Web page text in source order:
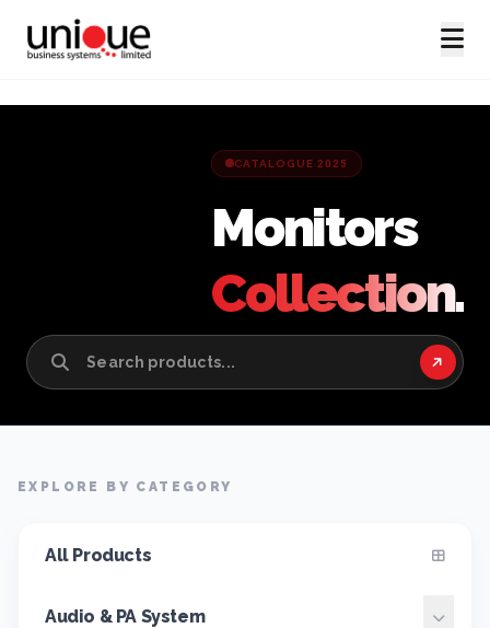
CATALOGUE 2025
Monitors
Collection.
EXPLORE BY CATEGORY
All Products
Audio & PA System